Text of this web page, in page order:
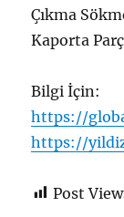
Çıkma
Kaporta
Bilgi İçin:
https://
https://
Post